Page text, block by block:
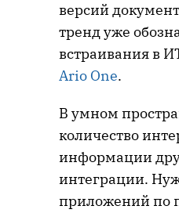
версий
тренд уже
встраивания в
Ario One.
В умном
количество
информации
интеграции.
приложений по